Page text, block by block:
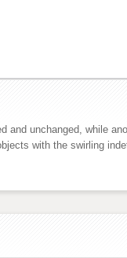
and unchanged, while
with the swirling